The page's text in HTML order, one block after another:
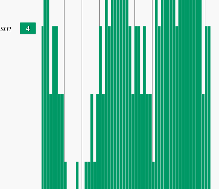
SO2 4